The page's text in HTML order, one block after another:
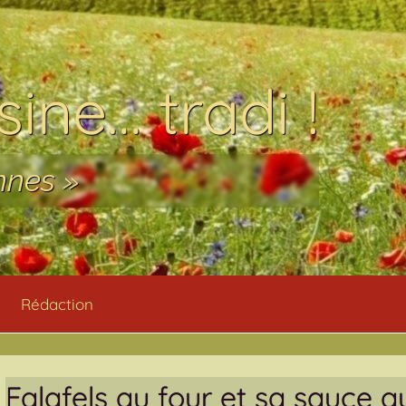
tradi !
»
Rédaction
Falafels au four et sa sauce